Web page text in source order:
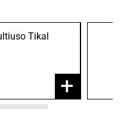
Tikal
+